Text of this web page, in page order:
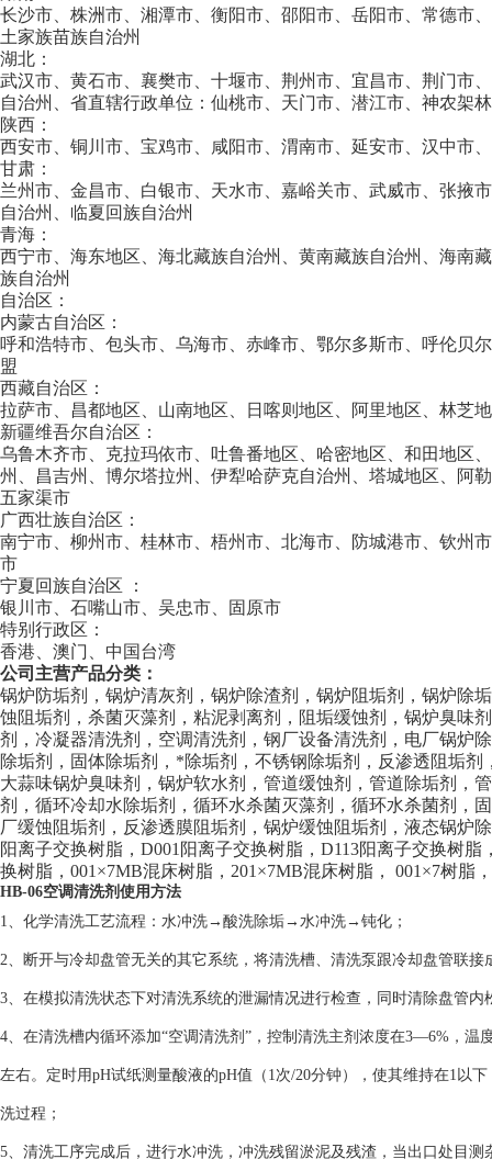
长沙市、株洲市、湘潭市、衡阳市、邵阳市、岳阳市、常德市
土家族苗族自治州
湖北：
武汉市、黄石市、襄樊市、十堰市、荆州市、宜昌市、荆门市
自治州、省直辖行政单位：仙桃市、天门市、潜江市、神农架
陕西：
西安市、铜川市、宝鸡市、咸阳市、渭南市、延安市、汉中市
甘肃：
兰州市、金昌市、白银市、天水市、嘉峪关市、武威市、张掖
自治州、临夏回族自治州
青海：
西宁市、海东地区、海北藏族自治州、黄南藏族自治州、海南
族自治州
自治区：
内蒙古自治区：
呼和浩特市、包头市、乌海市、赤峰市、鄂尔多斯市、呼伦贝
盟
西藏自治区：
拉萨市、昌都地区、山南地区、日喀则地区、阿里地区、林芝
新疆维吾尔自治区：
乌鲁木齐市、克拉玛依市、吐鲁番地区、哈密地区、和田地区
州、昌吉州、博尔塔拉州、伊犁哈萨克自治州、塔城地区、阿
五家渠市
广西壮族自治区：
南宁市、柳州市、桂林市、梧州市、北海市、防城港市、钦州
市
宁夏回族自治区 ：
银川市、石嘴山市、吴忠市、固原市
特别行政区：
香港、澳门、中国台湾
公司主营产品分类：
锅炉防垢剂，锅炉清灰剂，锅炉除渣剂，锅炉阻垢剂，锅炉除
蚀阻垢剂，杀菌灭藻剂，粘泥剥离剂，阻垢缓蚀剂，锅炉臭味
剂，冷凝器清洗剂，空调清洗剂，钢厂设备清洗剂，电厂锅炉
除垢剂，固体除垢剂，*除垢剂，不锈钢除垢剂，反渗透阻垢
大蒜味锅炉臭味剂，锅炉软水剂，管道缓蚀剂，管道除垢剂，
剂，循环冷却水除垢剂，循环水杀菌灭藻剂，循环水杀菌剂，
厂缓蚀阻垢剂，反渗透膜阻垢剂，锅炉缓蚀阻垢剂，液态锅炉
阳离子交换树脂，D001阳离子交换树脂，D113阳离子交换树
换树脂，001×7MB混床树脂，201×7MB混床树脂， 001×7树脂
HB-06空调清洗剂使用方法
1、化学清洗工艺流程：水冲洗→酸洗除垢→水冲洗→钝化；
2、断开与冷却盘管无关的其它系统，将清洗槽、清洗泵跟冷却盘管联接
3、在模拟清洗状态下对清洗系统的泄漏情况进行检查，同时清除盘管
4、在清洗槽内循环添加“空调清洗剂”，控制清洗主剂浓度在3—6%，
左右。定时用pH试纸测量酸液的pH值（1次/20分钟），使其维持在1以
洗过程；
5、清洗工序完成后，进行水冲洗，冲洗残留淤泥及残渣，当出口处目